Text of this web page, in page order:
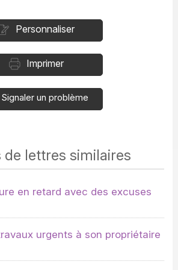
Personnaliser
Imprimer
Signaler un problème
de lettres similaires
en retard avec des excuses
urgents à son propriétaire